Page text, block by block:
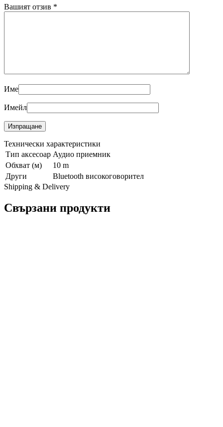
Вашият отзив *
Име
Имейл
Технически характеристики
Тип аксесоар Аудио приемник
Обхват (м)
10 m
Други
Bluetooth високоговорител
Shipping & Delivery
Свързани продукти